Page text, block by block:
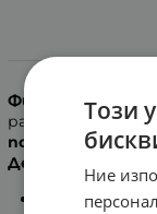
Фитомер
разкрива
почиства от
Действие на
Armeria
Този
Ние